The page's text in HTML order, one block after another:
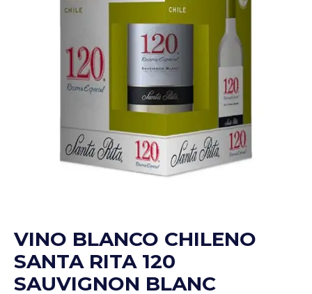
VINO BLANCO CHILENO
SANTA RITA 120
SAUVIGNON BLANC